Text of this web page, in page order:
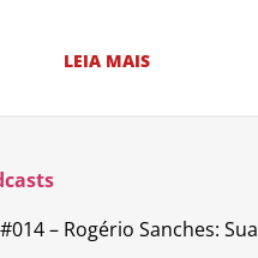
LEIA MAIS
– Rogério Sanches: Sua